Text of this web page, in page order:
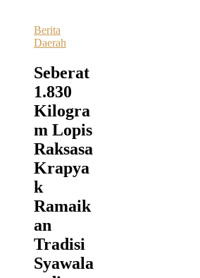
Berita
Daerah
Seberat
1.830
Kilogra
m Lopis
Raksasa
Krapya
k
Ramaik
an
Tradisi
Syawala